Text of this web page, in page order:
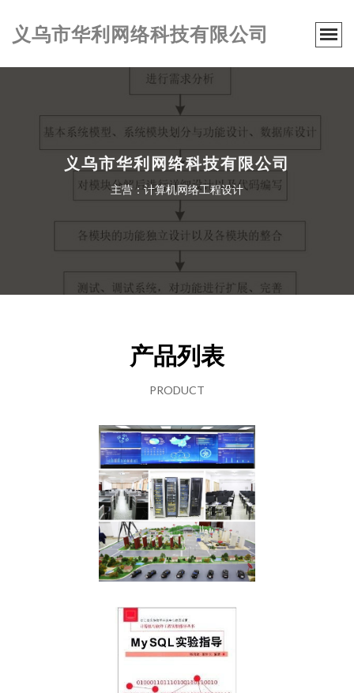
义乌市华利网络科技有限公司
义乌市华利网络科技有限公司
主营：计算机网络工程设计
产品列表
PRODUCT